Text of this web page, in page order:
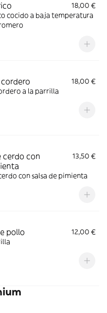
18,00 €
cocido a baja temperatura
18,00 €
a la parrilla
cerdo con
13,50 €
con salsa de pimienta
pollo
12,00 €